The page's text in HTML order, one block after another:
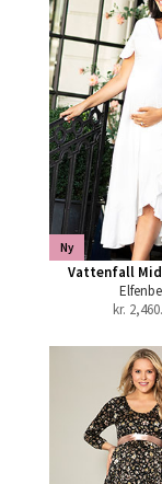
Ny
Vattenfall
kr.